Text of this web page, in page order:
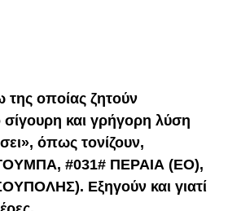
οποίας ζητούν
σίγουρη και γρήγορη λύση
όπως τονίζουν,
#031# ΠΕΡΑΙΑ (ΕΟ),
Εξηγούν και γιατί